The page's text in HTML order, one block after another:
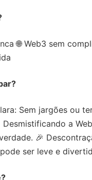
🌐 Web3 sem
Sem jargões ou
a
🎉
ser leve e